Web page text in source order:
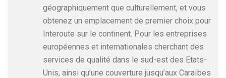
géographiquement que culturellement, et vous
obtenez un emplacement de premier choix pour
Interoute sur le continent. Pour les entreprises
européennes et internationales cherchant des
services de qualité dans le sud-est des Etats-
Unis, ainsi qu’une couverture jusqu’aux Caraïbes